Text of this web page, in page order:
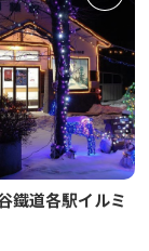
鐵道各駅イルミ